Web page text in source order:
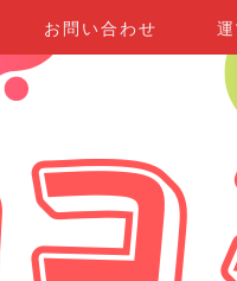
お問い合わせ